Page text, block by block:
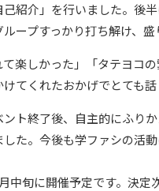
アクセス 資料請求
紹介」を行いました。後
ープすっかり打ち解け、盛
楽しかった」「タテヨコ
てくれたおかげでとても
ト終了後、自主的にふり
た。今後も学ファシの活動
中旬に開催予定です。決定